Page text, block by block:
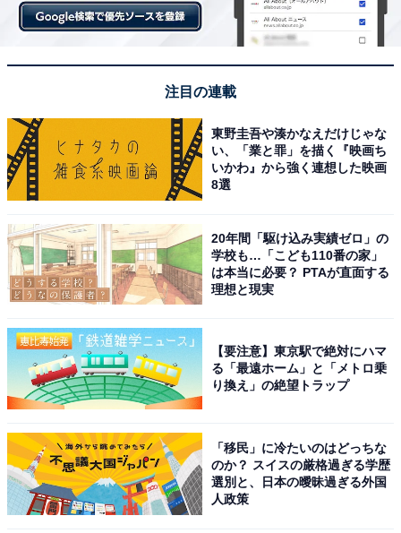
次ページ
恋愛リアリティーショー番組がリ
アルだと話題
こちらもおすすめ
グ！ 2位「星野アクア」、1位は？
注目の連載
東野圭吾や湊かなえだけじゃな
い、「業と罪」を描く『映画ち
いかわ』から強く連想した映画
8選
20年間「駆け込み実績ゼロ」の
学校も…「こども110番の家」
は本当に必要？ PTAが直面する
理想と現実
【要注意】東京駅で絶対にハマ
る「最遠ホーム」と「メトロ乗
り換え」の絶望トラップ
「移民」に冷たいのはどっちな
のか？ スイスの厳格過ぎる学歴
選別と、日本の曖昧過ぎる外国
人政策